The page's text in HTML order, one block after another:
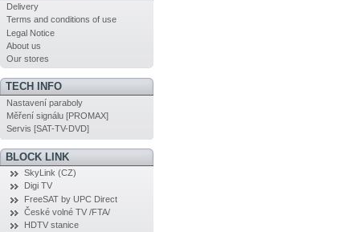
Delivery
Terms and conditions of use
Legal Notice
About us
Our stores
TECH INFO
Nastavení paraboly
Měření signálu [PROMAX]
Servis [SAT-TV-DVD]
BLOCK LINK
SkyLink (CZ)
Digi TV
FreeSAT by UPC Direct
České volné TV /FTA/
HDTV stanice